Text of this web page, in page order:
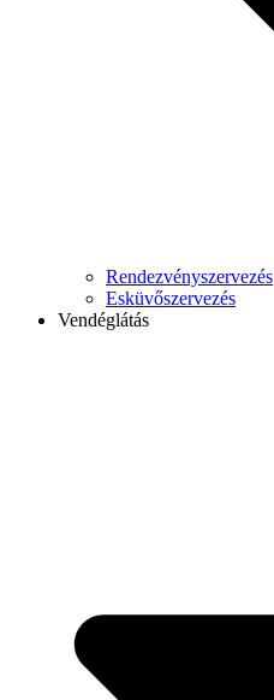
Rendezvényszervezés
Esküvőszervezés
Vendéglátás